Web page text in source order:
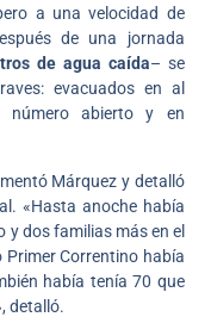
a una velocidad de
de una jornada
de agua caída– se
evacuados en al
número abierto y en
Márquez y detalló
«Hasta anoche había
dos familias más en el
Primer Correntino había
había tenía 70 que
detalló.